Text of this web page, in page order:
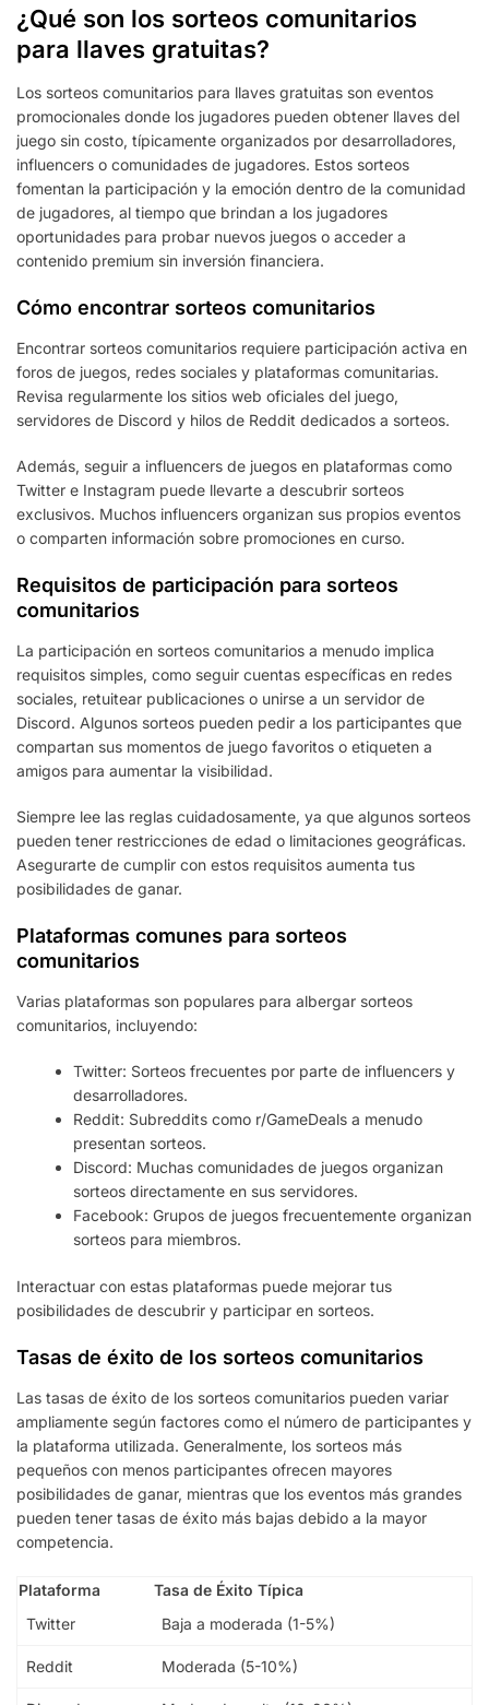
¿Qué son los sorteos comunitarios
para llaves gratuitas?
Los sorteos comunitarios para llaves gratuitas son eventos
promocionales donde los jugadores pueden obtener llaves del
juego sin costo, típicamente organizados por desarrolladores,
influencers o comunidades de jugadores. Estos sorteos
fomentan la participación y la emoción dentro de la comunidad
de jugadores, al tiempo que brindan a los jugadores
oportunidades para probar nuevos juegos o acceder a
contenido premium sin inversión financiera.
Cómo encontrar sorteos comunitarios
Encontrar sorteos comunitarios requiere participación activa en
foros de juegos, redes sociales y plataformas comunitarias.
Revisa regularmente los sitios web oficiales del juego,
servidores de Discord y hilos de Reddit dedicados a sorteos.
Además, seguir a influencers de juegos en plataformas como
Twitter e Instagram puede llevarte a descubrir sorteos
exclusivos. Muchos influencers organizan sus propios eventos
o comparten información sobre promociones en curso.
Requisitos de participación para sorteos
comunitarios
La participación en sorteos comunitarios a menudo implica
requisitos simples, como seguir cuentas específicas en redes
sociales, retuitear publicaciones o unirse a un servidor de
Discord. Algunos sorteos pueden pedir a los participantes que
compartan sus momentos de juego favoritos o etiqueten a
amigos para aumentar la visibilidad.
Siempre lee las reglas cuidadosamente, ya que algunos sorteos
pueden tener restricciones de edad o limitaciones geográficas.
Asegurarte de cumplir con estos requisitos aumenta tus
posibilidades de ganar.
Plataformas comunes para sorteos
comunitarios
Varias plataformas son populares para albergar sorteos
comunitarios, incluyendo:
Twitter: Sorteos frecuentes por parte de influencers y
desarrolladores.
Reddit: Subreddits como r/GameDeals a menudo
presentan sorteos.
Discord: Muchas comunidades de juegos organizan
sorteos directamente en sus servidores.
Facebook: Grupos de juegos frecuentemente organizan
sorteos para miembros.
Interactuar con estas plataformas puede mejorar tus
posibilidades de descubrir y participar en sorteos.
Tasas de éxito de los sorteos comunitarios
Las tasas de éxito de los sorteos comunitarios pueden variar
ampliamente según factores como el número de participantes y
la plataforma utilizada. Generalmente, los sorteos más
pequeños con menos participantes ofrecen mayores
posibilidades de ganar, mientras que los eventos más grandes
pueden tener tasas de éxito más bajas debido a la mayor
competencia.
Plataforma
Tasa de Éxito Típica
Twitter
Baja a moderada (1-5%)
Reddit Moderada (5-10%)